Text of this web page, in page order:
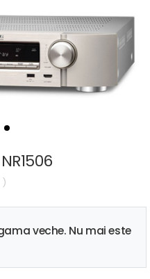
)
veche. Nu mai este